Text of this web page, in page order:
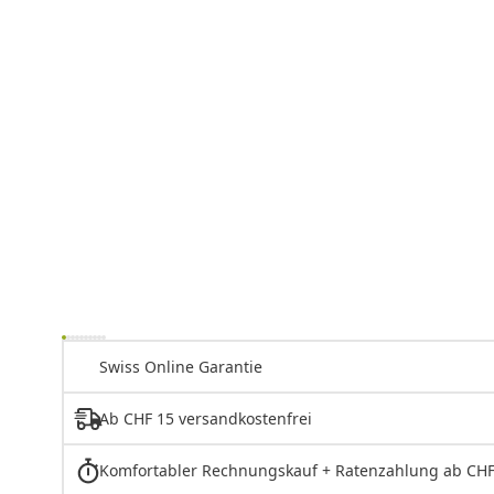
Swiss Online Garantie
Ab CHF 15 versandkostenfrei
Komfortabler Rechnungskauf + Ratenzahlung ab